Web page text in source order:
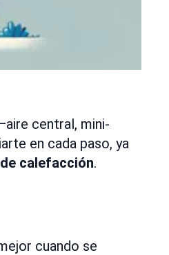
central, mini-
en cada paso, ya
calefacción.
cuando se